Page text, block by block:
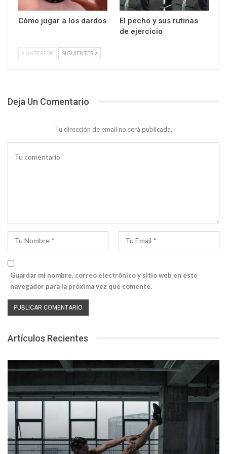
Cómo jugar a los dardos
El pecho y sus rutinas
de ejercicio
ANTERIOR SIGUIENTES
Deja Un Comentario
Tu dirección de email no será publicada.
Guardar mi nombre, correo electrónico y sitio web en este
navegador para la próxima vez que comente.
Artículos Recientes